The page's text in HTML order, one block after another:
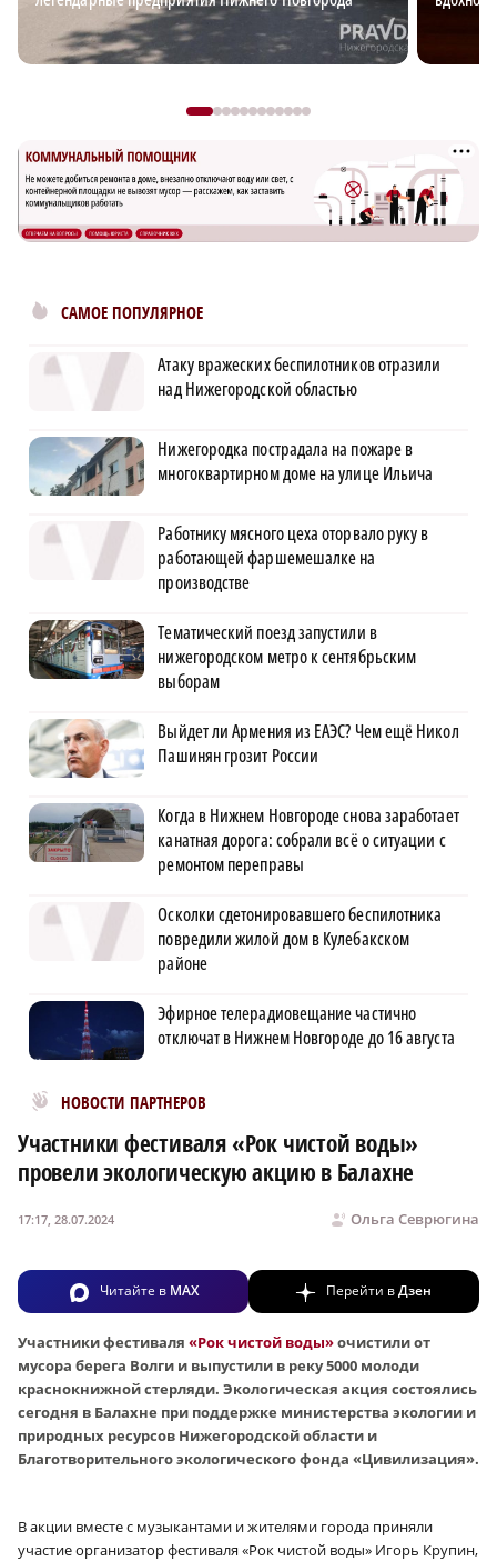
САМОЕ ПОПУЛЯРНОЕ
Атаку вражеских беспилотников отразили
над Нижегородской областью
Нижегородка пострадала на пожаре в
многоквартирном доме на улице Ильича
Работнику мясного цеха оторвало руку в
работающей фаршемешалке на
производстве
Тематический поезд запустили в
нижегородском метро к сентябрьским
выборам
Выйдет ли Армения из ЕАЭС? Чем ещё Никол
Пашинян грозит России
Когда в Нижнем Новгороде снова заработает
канатная дорога: собрали всё о ситуации с
ремонтом переправы
Осколки сдетонировавшего беспилотника
повредили жилой дом в Кулебакском
районе
Эфирное телерадиовещание частично
отключат в Нижнем Новгороде до 16 августа
НОВОСТИ ПАРТНЕРОВ
Новости МирТесен
Участники фестиваля «Рок чистой воды»
провели экологическую акцию в Балахне
Ольга Севрюгина
17:17, 28.07.2024
Читайте в MAX Перейти вДзен
Участники фестиваля «Рок чистой воды»очистили от
мусора берега Волги и выпустили в реку 5000 молоди
краснокнижной стерляди. Экологическая акция состоялись
сегодня в Балахне при поддержке министерства экологии и
природных ресурсов Нижегородской области и
Благотворительного экологического фонда «Цивилизация».
В акции вместе с музыкантами и жителями города приняли
участие организатор фестиваля «Рок чистой воды» Игорь Крупин,